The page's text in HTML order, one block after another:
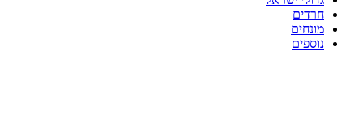
חרדים
מונחים
נוספים